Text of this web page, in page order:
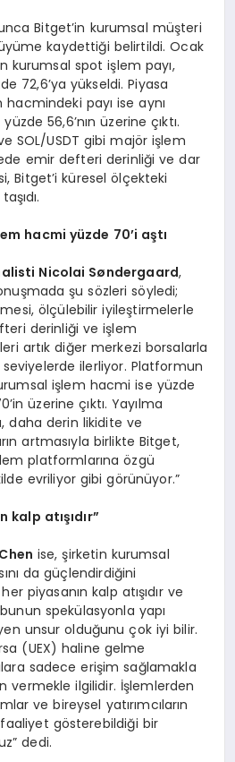
Bitget’in kurumsal müşteri
kaydettiği belirtildi. Ocak
kurumsal spot işlem payı,
72,6’ya yükseldi. Piyasa
hacmindeki payı ise aynı
56,6’nın üzerine çıktı.
SOL/USDT gibi majör işlem
emir defteri derinliği ve dar
Bitget’i küresel ölçekteki
hacmi yüzde 70’i aştı
Nicolai Søndergaard,
şu sözleri söyledi;
ölçülebilir iyileştirmelerle
derinliği ve işlem
artık diğer merkezi borsalarla
ilerliyor. Platformun
işlem hacmi ise yüzde
üzerine çıktı. Yayılma
daha derin likidite ve
artmasıyla birlikte Bitget,
platformlarına özgü
evriliyor gibi görünüyor.”
kalp atışıdır”
ise, şirketin kurumsal
da güçlendirdiğini
piyasanın kalp atışıdır ve
spekülasyonla yapı
unsur olduğunu çok iyi bilir.
(UEX) haline gelme
sadece erişim sağlamakla
vermekle ilgilidir. İşlemlerden
ve bireysel yatırımcıların
gösterebildiği bir
dedi.